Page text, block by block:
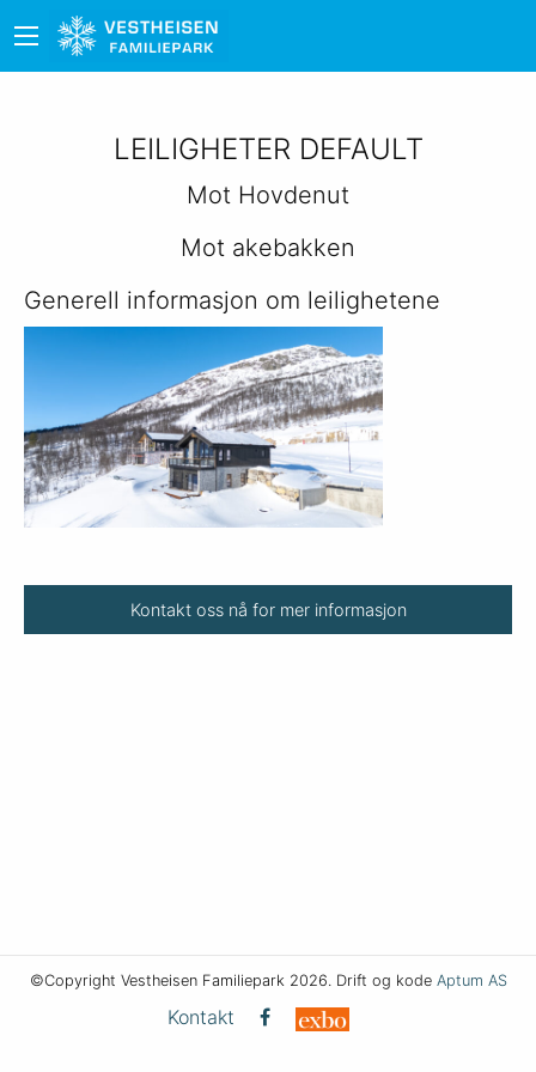
LEILIGHETER DEFAULT
Mot Hovdenut
Mot akebakken
Generell informasjon om leilighetene
Kontakt oss nå for mer informasjon
©Copyright Vestheisen Familiepark 2026. Drift og kode Aptum AS
Kontakt